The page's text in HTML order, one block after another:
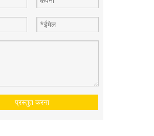
प्रस्तुत करना